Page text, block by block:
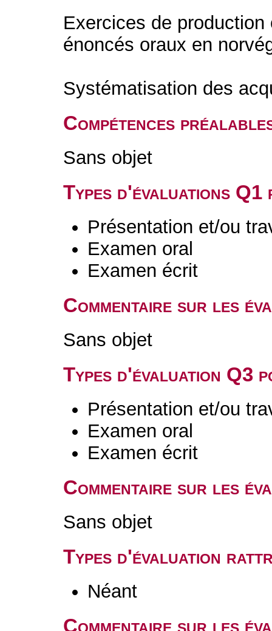
Exercices de
énoncés oraux en
Systématisation des
Compétences
Sans objet
Types d'évaluations
Présentation et/ou
Examen oral
Examen écrit
Commentaire sur les
Sans objet
Types d'évaluation Q3
Présentation et/ou
Examen oral
Examen écrit
Commentaire sur les
Sans objet
Types d'évaluation
Néant
Commentaire sur les